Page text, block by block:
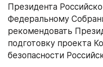
Президента
Федеральному
рекомендовать
подготовку проекта
безопасности